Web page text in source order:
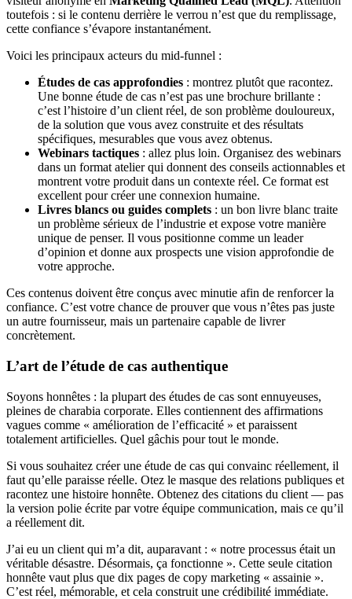
toutefois : si le contenu derrière le verrou n’est que du remplissage,
cette confiance s’évapore instantanément.
Voici les principaux acteurs du mid-funnel :
Études de cas approfondies : montrez plutôt que racontez.
Une bonne étude de cas n’est pas une brochure brillante :
c’est l’histoire d’un client réel, de son problème douloureux,
de la solution que vous avez construite et des résultats
spécifiques, mesurables que vous avez obtenus.
Webinars tactiques : allez plus loin. Organisez des webinars
dans un format atelier qui donnent des conseils actionnables et
montrent votre produit dans un contexte réel. Ce format est
excellent pour créer une connexion humaine.
Livres blancs ou guides complets : un bon livre blanc traite
un problème sérieux de l’industrie et expose votre manière
unique de penser. Il vous positionne comme un leader
d’opinion et donne aux prospects une vision approfondie de
votre approche.
Ces contenus doivent être conçus avec minutie afin de renforcer la
confiance. C’est votre chance de prouver que vous n’êtes pas juste
un autre fournisseur, mais un partenaire capable de livrer
concrètement.
L’art de l’étude de cas authentique
Soyons honnêtes : la plupart des études de cas sont ennuyeuses,
pleines de charabia corporate. Elles contiennent des affirmations
vagues comme « amélioration de l’efficacité » et paraissent
totalement artificielles. Quel gâchis pour tout le monde.
Si vous souhaitez créer une étude de cas qui convainc réellement, il
faut qu’elle paraisse réelle. Otez le masque des relations publiques et
racontez une histoire honnête. Obtenez des citations du client — pas
la version polie écrite par votre équipe communication, mais ce qu’il
a réellement dit.
J’ai eu un client qui m’a dit, auparavant : « notre processus était un
véritable désastre. Désormais, ça fonctionne ». Cette seule citation
honnête vaut plus que dix pages de copy marketing « assainie ».
C’est réel, mémorable, et cela construit une crédibilité immédiate.